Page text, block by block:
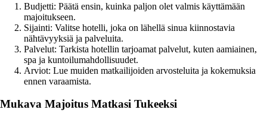
Budjetti: Päätä ensin, kuinka paljon olet valmis käyttämään
majoitukseen.
Sijainti: Valitse hotelli, joka on lähellä sinua kiinnostavia
nähtävyyksiä ja palveluita.
Palvelut: Tarkista hotellin tarjoamat palvelut, kuten aamiainen,
spa ja kuntoilumahdollisuudet.
Arviot: Lue muiden matkailijoiden arvosteluita ja kokemuksia
ennen varaamista.
Mukava Majoitus Matkasi Tukeeksi